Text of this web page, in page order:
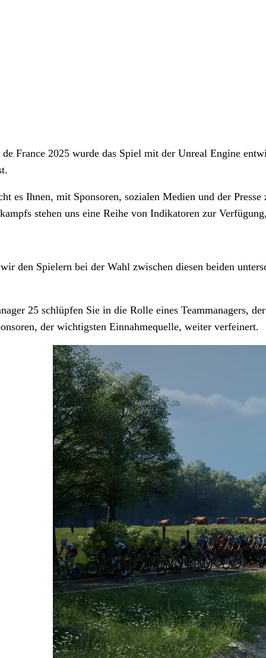
France 2025 wurde das Spiel mit der Unreal Engine
es Ihnen, mit Sponsoren, sozialen Medien und der
stehen uns eine Reihe von Indikatoren zur
den Spielern bei der Wahl zwischen diesen beiden
25 schlüpfen Sie in die Rolle eines Teammanagers,
der wichtigsten Einnahmequelle, weiter verfeinert.